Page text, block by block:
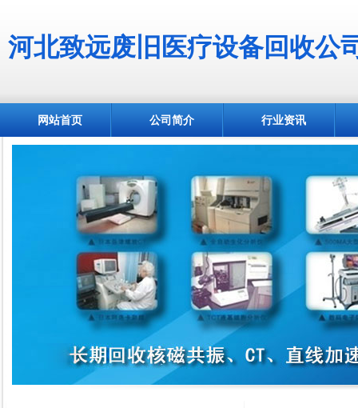
河北致远废旧医疗设备回收公
网站首页 公司简介 行业资讯